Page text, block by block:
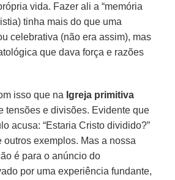
vida. Fazer ali a “memória
tinha mais do que uma
celebrativa (não era assim), mas
que dava força e razões
isso que na Igreja primitiva
tensões e divisões. Evidente que
acusa: “Estaria Cristo dividido?”
outros exemplos. Mas a nossa
é para o anúncio do
por uma experiência fundante,